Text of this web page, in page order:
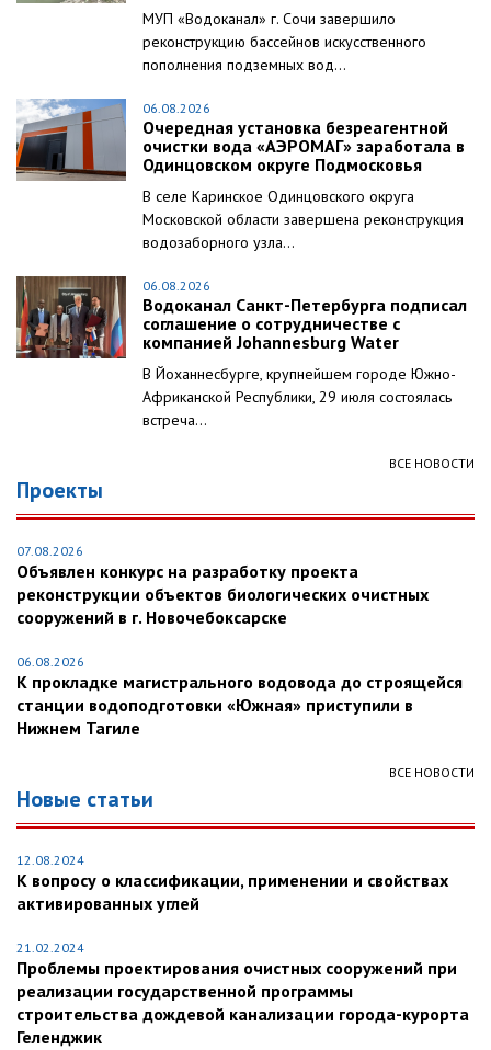
МУП «Водоканал» г. Сочи завершило
реконструкцию бассейнов искусственного
пополнения подземных вод...
06.08.2026
Очередная установка безреагентной
очистки вода «АЭРОМАГ» заработала в
Одинцовском округе Подмосковья
В селе Каринское Одинцовского округа
Московской области завершена реконструкция
водозаборного узла...
06.08.2026
Водоканал Санкт-Петербурга подписал
соглашение о сотрудничестве с
компанией Johannesburg Water
В Йоханнесбурге, крупнейшем городе Южно-
Африканской Республики, 29 июля состоялась
встреча...
ВСЕ НОВОСТИ
Проекты
07.08.2026
Объявлен конкурс на разработку проекта
реконструкции объектов биологических очистных
сооружений в г. Новочебоксарске
06.08.2026
К прокладке магистрального водовода до строящейся
станции водоподготовки «Южная» приступили в
Нижнем Тагиле
ВСЕ НОВОСТИ
Новые статьи
12.08.2024
К вопросу о классификации, применении и свойствах
активированных углей
21.02.2024
Проблемы проектирования очистных сооружений при
реализации государственной программы
строительства дождевой канализации города-курорта
Геленджик